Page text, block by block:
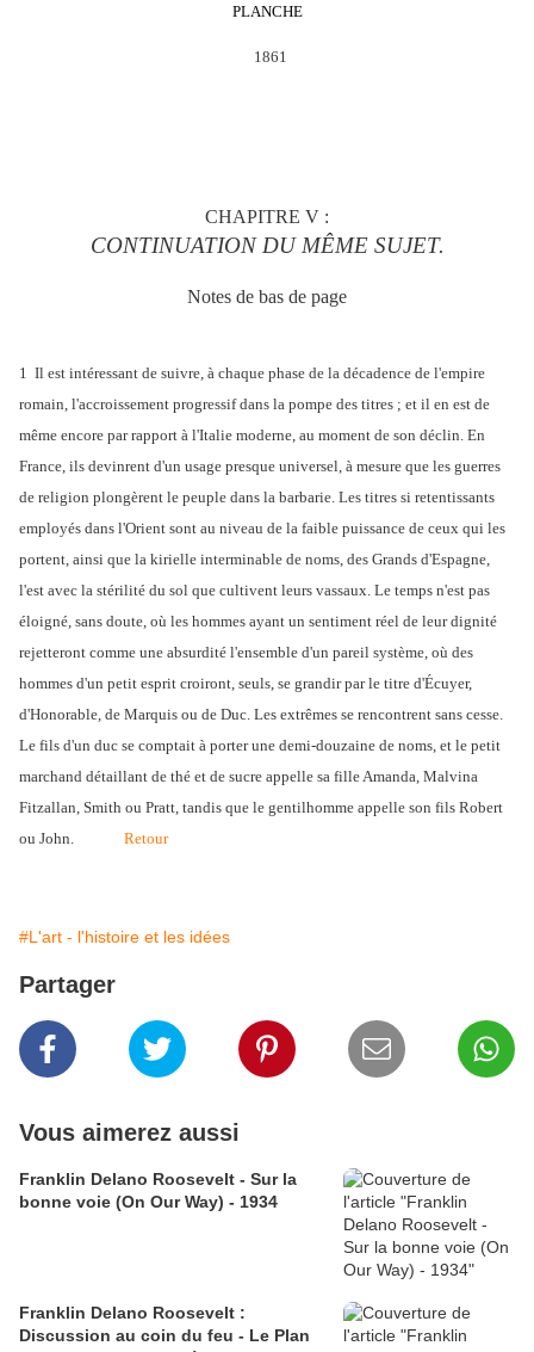
PLANCHE
1861
CHAPITRE V :
CONTINUATION DU MÊME SUJET.
Notes de bas de page
1 Il est intéressant de suivre, à chaque phase de la décadence de l'empire
romain, l'accroissement progressif dans la pompe des titres ; et il en est de
même encore par rapport à l'Italie moderne, au moment de son déclin. En
France, ils devinrent d'un usage presque universel, à mesure que les guerres
de religion plongèrent le peuple dans la barbarie. Les titres si retentissants
employés dans l'Orient sont au niveau de la faible puissance de ceux qui les
portent, ainsi que la kirielle interminable de noms, des Grands d'Espagne,
l'est avec la stérilité du sol que cultivent leurs vassaux. Le temps n'est pas
éloigné, sans doute, où les hommes ayant un sentiment réel de leur dignité
rejetteront comme une absurdité l'ensemble d'un pareil système, où des
hommes d'un petit esprit croiront, seuls, se grandir par le titre d'Écuyer,
d'Honorable, de Marquis ou de Duc. Les extrêmes se rencontrent sans cesse.
Le fils d'un duc se comptait à porter une demi-douzaine de noms, et le petit
marchand détaillant de thé et de sucre appelle sa fille Amanda, Malvina
Fitzallan, Smith ou Pratt, tandis que le gentilhomme appelle son fils Robert
ou John. Retour
#L'art - l'histoire et les idées
Partager
Vous aimerez aussi
Franklin Delano Roosevelt - Sur la
bonne voie (On Our Way) - 1934
Franklin Delano Roosevelt :
Discussion au coin du feu - Le Plan